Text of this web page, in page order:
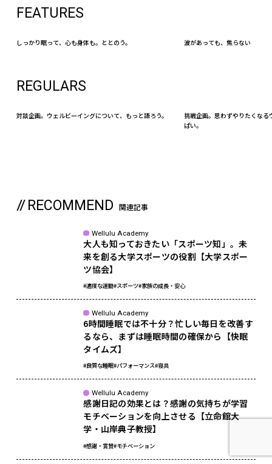
FEATURES
しっかり眠って、心も身体も。ととのう。 波があっても、焦らない
REGULARS
対談企画。ウェルビーイングについて、もっと語ろう。
挑戦企画。思わずやりたくなる
ぱい。
RECOMMEND 関連記事
Wellulu Academy
大人も知っておきたい「スポーツ知」。未
来を創る大学スポーツの役割【大学スポー
ツ協会】
#適度な運動#スポーツ#家族の成長・安心
Wellulu Academy
6時間睡眠では不十分？忙しい毎日を改善す
るなら、まずは睡眠時間の確保から【快眠
タイムズ】
#良質な睡眠#パフォーマンス#寝具
Wellulu Academy
感謝日記の効果とは？感謝の気持ちが学習
モチベーションを向上させる【立命館大
学・山岸典子教授】
#感謝・賞賛#モチベーション